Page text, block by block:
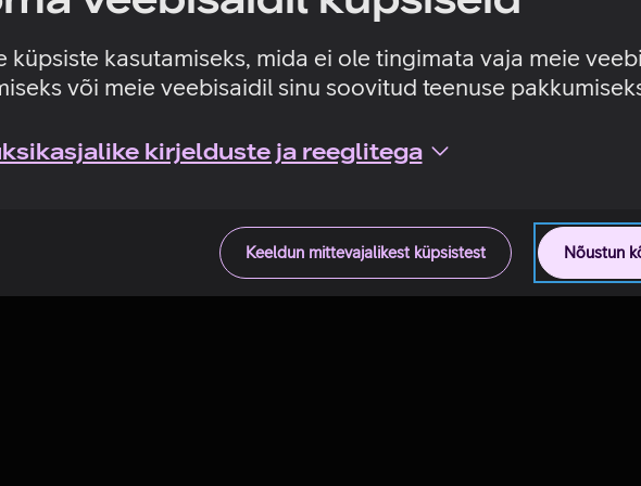
küpsiste kasutamiseks, mida ei ole tingimata vaja meie
või meie veebisaidil sinu soovitud teenuse
kirjelduste ja reeglitega
Nõustun
Keeldun mittevajalikest küpsistest